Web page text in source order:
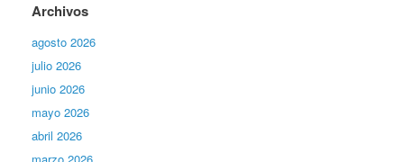
Archivos
agosto 2026
julio 2026
junio 2026
mayo 2026
abril 2026